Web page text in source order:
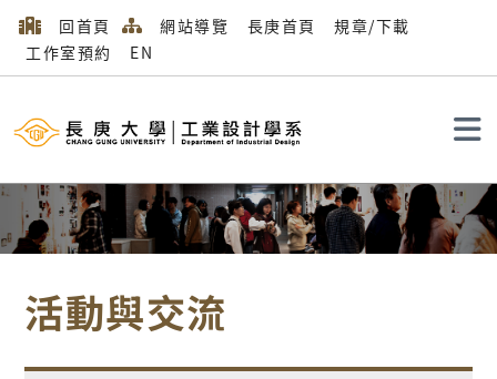
回首頁 網站導覽 長庚首頁
規章/下載
工作室預約
EN
活動與交流